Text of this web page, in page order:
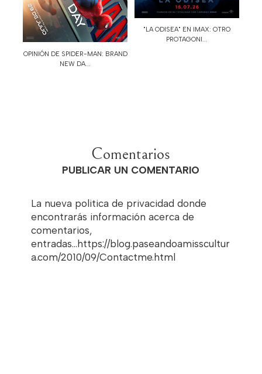
OPINIÓN DE SPIDER-MAN: BRAND
NEW DA...
"LA ODISEA" EN IMAX: OTRO
PROTAGONI...
Comentarios
PUBLICAR UN COMENTARIO
La nueva politica de privacidad donde
encontrarás información acerca de
comentarios,
entradas...https://blog.paseandoamisscultur
a.com/2010/09/Contactme.html